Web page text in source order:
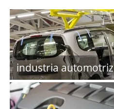
industria automotriz